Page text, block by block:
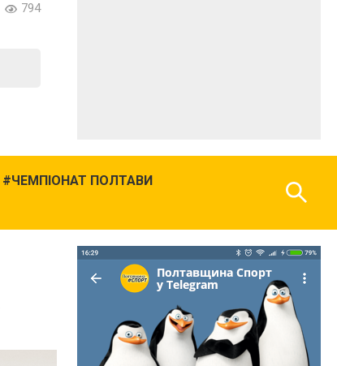
794
ЧЕМПІОНАТ ПОЛТАВИ